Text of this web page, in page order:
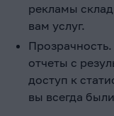
рекламы
вам услуг.
отчеты с
доступ к
вы всегда